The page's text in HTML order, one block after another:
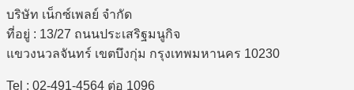
บริษัท เน็กซ์เพลย์ จำกัด
ที่อยู่ : 13/27 ถนนประเสริฐมนูกิจ
แขวงนวลจันทร์ เขตบึงกุ่ม กรุงเทพมหานคร 10230
Tel : 02-491-4564 ต่อ 1096